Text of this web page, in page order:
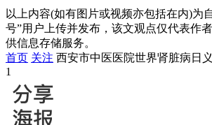
以上内容(如有图片或视频亦包括在内)为
号”用户上传并发布，该文观点仅代表作
供信息存储服务。
首页 关注 西安市中医医院世界肾脏病日
1